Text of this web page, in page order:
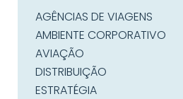
AGÊNCIAS DE VIAGENS
AMBIENTE CORPORATIVO
AVIAÇÃO
DISTRIBUIÇÃO
ESTRATÉGIA